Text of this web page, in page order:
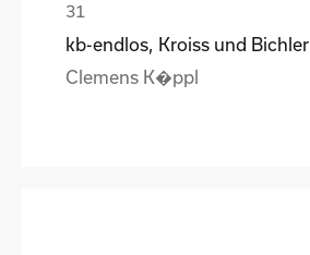
kb-endlos, Kroiss und Bichler
Clemens K�ppl